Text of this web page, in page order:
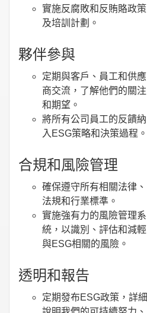
實施反腐敗和反賄賂政策
及培訓計劃。
夥伴參與
定期與客戶、員工和供應
商交流，了解他們的關注
和期望。
將所有公司員工的反饋納
入ESG策略和決策過程。
合規和風險管理
確保遵守所有相關法律、
法規和行業標準。
實施強有力的風險管理系
統，以識別、評估和減輕
與ESG相關的風險。
透明和報告
定期發布ESG政策，詳細